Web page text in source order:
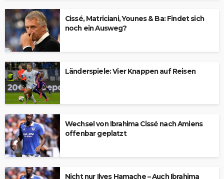
Cissé, Matriciani, Younes & Ba: Findet sich
noch ein Ausweg?
Länderspiele: Vier Knappen auf Reisen
Wechsel von Ibrahima Cissé nach Amiens
offenbar geplatzt
Nicht nur Ilyes Hamache – Auch Ibrahima